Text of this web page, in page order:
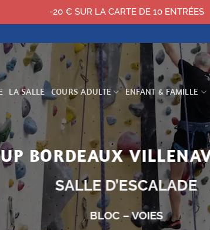
LA SALLE COURS ADULTE ENFANT & FAMILLE
BORDEAUX
SALLE D’ESCALADE
BLOC – VOIES
-20 € SUR LA CARTE DE 10 ENTRÉES